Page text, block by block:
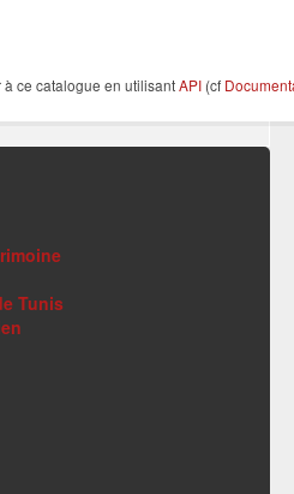
ce catalogue en utilisantAPI (cf
Tunis